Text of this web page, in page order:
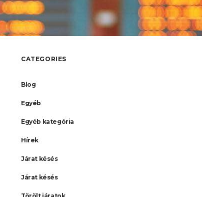
CATEGORIES
Blog
Egyéb
Egyéb kategória
Hírek
Járat késés
Járat késés